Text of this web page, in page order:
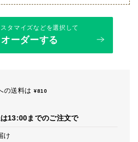
タマイズなどを選択して
オーダーする
の送料は¥810
13:00までのご注文で
け